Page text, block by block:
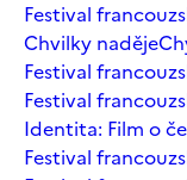
Festival
Chvilky naděje
Festival
Festival
Identita: Film o
Festival